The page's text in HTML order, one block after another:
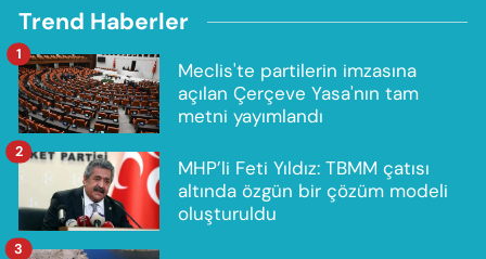
Trend Haberler
Meclis'te partilerin imzasına
açılan Çerçeve Yasa'nın tam
metni yayımlandı
1
MHP’li Feti Yıldız: TBMM çatısı
altında özgün bir çözüm modeli
oluşturuldu
2
3